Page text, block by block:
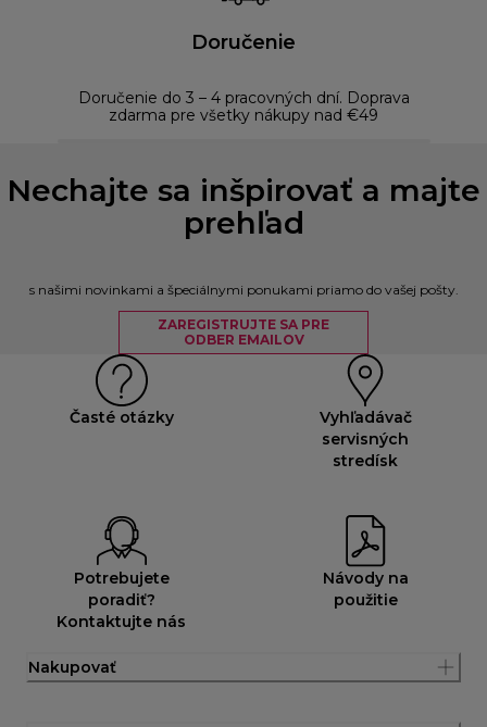
Doručenie
Doručenie do 3 – 4 pracovných dní. Doprava
zdarma pre všetky nákupy nad €49
Nechajte sa inšpirovať a majte
prehľad
s našimi novinkami a špeciálnymi ponukami priamo do vašej pošty.
ZAREGISTRUJTE SA PRE
ODBER EMAILOV
Časté otázky
Vyhľadávač
servisných
stredísk
Potrebujete
poradiť?
Kontaktujte nás
Návody na
použitie
Nakupovať